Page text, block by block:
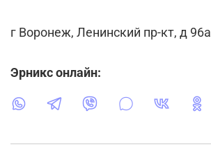
г Воронеж, Ленинский пр-кт, д 96а
Эрникс онлайн: